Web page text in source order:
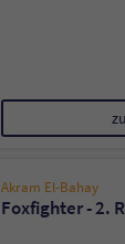
Akram El-Bahay
Foxfighter - 2.